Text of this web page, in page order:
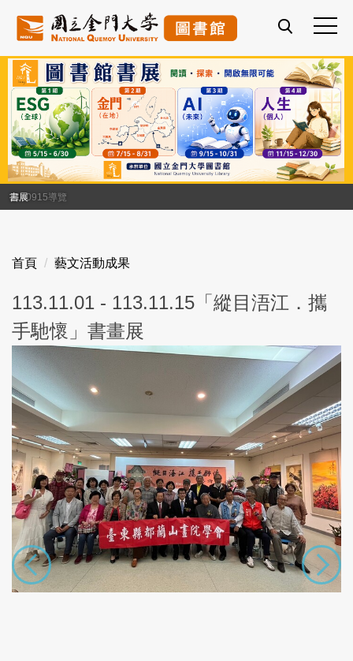
跳
內
容
區
書展
1140915導覽
首頁 藝文活動成果
113.11.01 - 113.11.15「縱目浯江．攜
手馳懷」書畫展